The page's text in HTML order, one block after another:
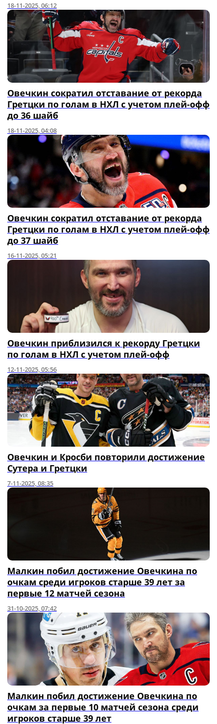
18-11-2025, 06:12
Овечкин сократил отставание от рекорда
Гретцки по голам в НХЛ с учетом плей-офф
до 36 шайб
18-11-2025, 04:08
Овечкин сократил отставание от рекорда
Гретцки по голам в НХЛ с учетом плей-офф
до 37 шайб
16-11-2025, 05:21
Овечкин приблизился к рекорду Гретцки
по голам в НХЛ с учетом плей-офф
12-11-2025, 05:56
Овечкин и Кросби повторили достижение
Сутера и Гретцки
7-11-2025, 08:35
Малкин побил достижение Овечкина по
очкам среди игроков старше 39 лет за
первые 12 матчей сезона
31-10-2025, 07:42
Малкин побил достижение Овечкина по
очкам за первые 10 матчей сезона среди
игроков старше 39 лет